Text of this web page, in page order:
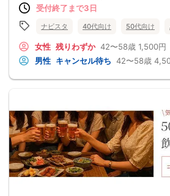
受付終了まで3日
ナビスタ 40代向け 50代向け
女性 残りわずか 42〜58歳 1,500円
男性 キャンセル待ち 42〜58歳